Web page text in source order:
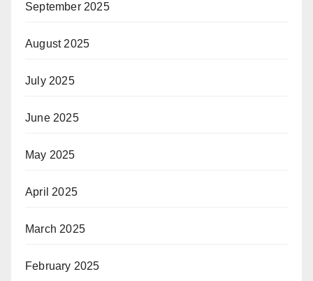
September 2025
August 2025
July 2025
June 2025
May 2025
April 2025
March 2025
February 2025